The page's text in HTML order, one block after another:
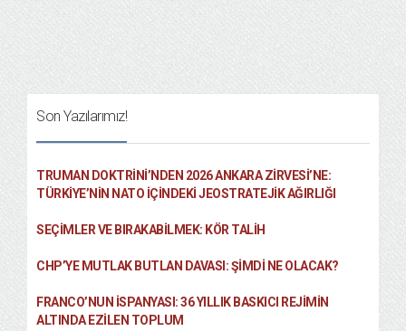
Son Yazılarımız!
TRUMAN DOKTRINI’NDEN 2026 ANKARA ZIRVESI’NE:
TÜRKIYE’NIN NATO İÇINDEKI JEOSTRATEJIK AĞIRLIĞI
SEÇIMLER VE BIRAKABILMEK: KÖR TALIH
CHP’YE MUTLAK BUTLAN DAVASI: ŞİMDİ NE OLACAK?
FRANCO’NUN İSPANYASI: 36 YILLIK BASKICI REJIMIN
ALTINDA EZILEN TOPLUM